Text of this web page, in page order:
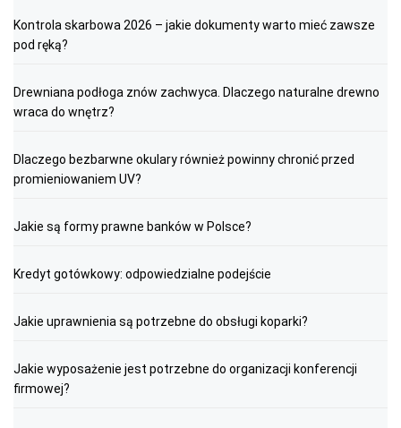
Kontrola skarbowa 2026 – jakie dokumenty warto mieć zawsze
pod ręką?
Drewniana podłoga znów zachwyca. Dlaczego naturalne drewno
wraca do wnętrz?
Dlaczego bezbarwne okulary również powinny chronić przed
promieniowaniem UV?
Jakie są formy prawne banków w Polsce?
Kredyt gotówkowy: odpowiedzialne podejście
Jakie uprawnienia są potrzebne do obsługi koparki?
Jakie wyposażenie jest potrzebne do organizacji konferencji
firmowej?